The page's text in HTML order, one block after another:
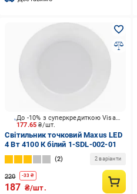
177.65₴/шт.
До -10% з суперкредиткою Visa Вигода
Світильник точковий Maxus LED
4 Вт 4100 К білий 1-SDL-002-01
2 2 варіанти
220 -33 ₴
187 ₴/шт.